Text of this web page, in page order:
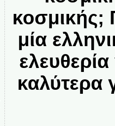
κοσμικής;
μία
καλύτερα